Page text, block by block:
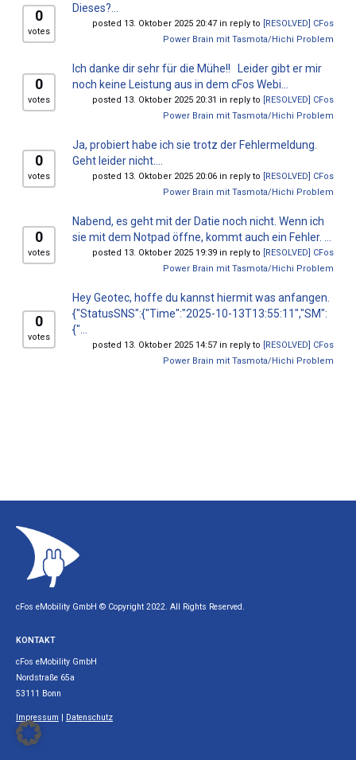
0
votes
Dieses?...
posted 13. Oktober 2025 20:47 in reply to [RESOLVED] CFos
Power Brain mit Tasmota/Hichi Problem
0
votes
Ich danke dir sehr für die Mühe!! Leider gibt er mir
noch keine Leistung aus in dem cFos Webi...
posted 13. Oktober 2025 20:31 in reply to [RESOLVED] CFos
Power Brain mit Tasmota/Hichi Problem
0
votes
Ja, probiert habe ich sie trotz der Fehlermeldung.
Geht leider nicht....
posted 13. Oktober 2025 20:06 in reply to [RESOLVED] CFos
Power Brain mit Tasmota/Hichi Problem
0
votes
Nabend, es geht mit der Datie noch nicht. Wenn ich
sie mit dem Notpad öffne, kommt auch ein Fehler. ...
posted 13. Oktober 2025 19:39 in reply to [RESOLVED] CFos
Power Brain mit Tasmota/Hichi Problem
0
votes
Hey Geotec, hoffe du kannst hiermit was anfangen.
{"StatusSNS":{"Time":"2025-10-13T13:55:11","SM":
{"...
posted 13. Oktober 2025 14:57 in reply to [RESOLVED] CFos
Power Brain mit Tasmota/Hichi Problem
cFos eMobility GmbH © Copyright 2022. All Rights Reserved.
KONTAKT
cFos eMobility GmbH
Nordstraße 65a
53111 Bonn
Impressum | Datenschutz